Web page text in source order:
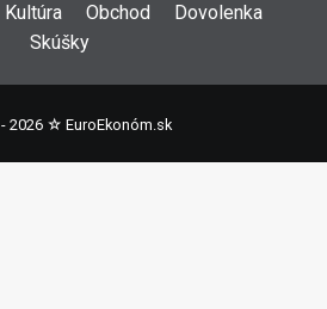
Kultúra Obchod
Dovolenka
Skúšky
2026 ☆ EuroEkonóm.sk